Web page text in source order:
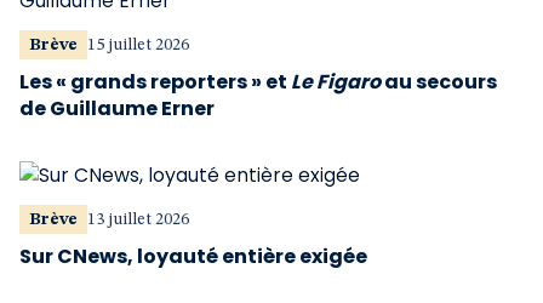
Brève 15 juillet 2026
Les « grands reporters » et Le Figaroau secours
de Guillaume Erner
Brève 13 juillet 2026
Sur CNews, loyauté entière exigée